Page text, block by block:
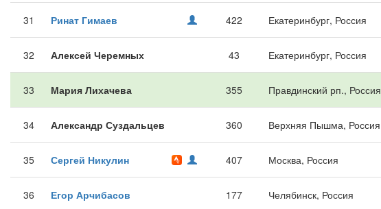
31 Ринат Гимаев 422 Екатеринбург, Россия
32 Алексей Черемных 43 Екатеринбург, Россия
33 Мария Лихачева 355 Правдинский рп., Россия
34 Александр Суздальцев 360 Верхняя Пышма, Россия
35 Сергей Никулин 407 Москва, Россия
36 Егор Арчибасов 177 Челябинск, Россия